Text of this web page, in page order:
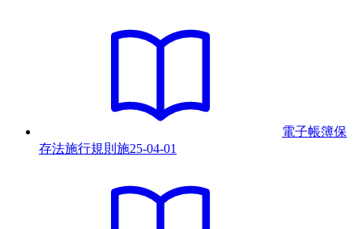
電子帳簿保
存法施行規則 施25-04-01